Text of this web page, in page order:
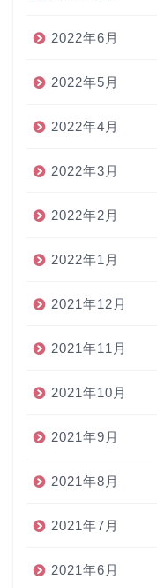
2022年6月
2022年5月
2022年4月
2022年3月
2022年2月
2022年1月
2021年12月
2021年11月
2021年10月
2021年9月
2021年8月
2021年7月
2021年6月